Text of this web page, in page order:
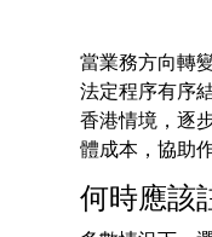
當業務方向轉
法定程序有序
香港情境，逐
體成本，協助
何時應該